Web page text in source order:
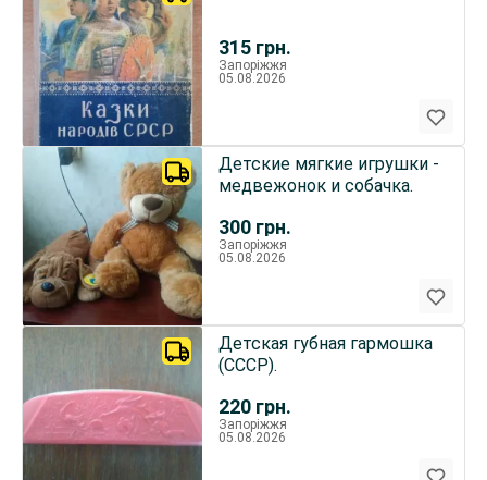
315 грн.
Запоріжжя
05.08.2026
300 грн.
Детские мягкие игрушки -
медвежонок и собачка.
Запоріжжя
05.08.2026
220 грн.
Детская губная гармошка
(СССР).
Запоріжжя
05.08.2026